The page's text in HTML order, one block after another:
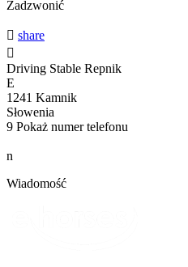
Zadzwonić
 share

Driving Stable Repnik
E
1241 Kamnik
Słowenia
9 Pokaż numer telefonu
n
Wiadomość